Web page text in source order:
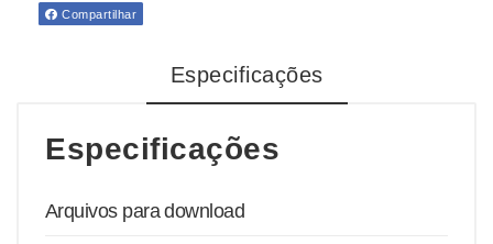
Compartilhar
Especificações
Especificações
Arquivos para download